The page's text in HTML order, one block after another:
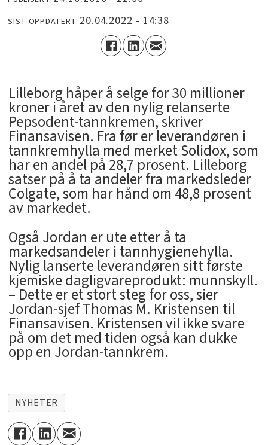
SIST OPPDATERT 20.04.2022 - 14:38
Lilleborg håper å selge for 30 millioner
kroner i året av den nylig relanserte
Pepsodent-tannkremen, skriver
Finansavisen. Fra før er leverandøren i
tannkremhylla med merket Solidox, som
har en andel på 28,7 prosent. Lilleborg
satser på å ta andeler fra markedsleder
Colgate, som har hånd om 48,8 prosent
av markedet.
Også Jordan er ute etter å ta
markedsandeler i tannhygienehylla.
Nylig lanserte leverandøren sitt første
kjemiske dagligvareprodukt: munnskyll.
– Dette er et stort steg for oss, sier
Jordan-sjef Thomas M. Kristensen til
Finansavisen. Kristensen vil ikke svare
på om det med tiden også kan dukke
opp en Jordan-tannkrem.
NYHETER